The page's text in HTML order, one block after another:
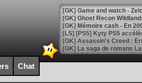
[Mo5] DOOM arrive en
[GK] Bethesda fête les 30
[GK] Roblox : l'action en
Chat